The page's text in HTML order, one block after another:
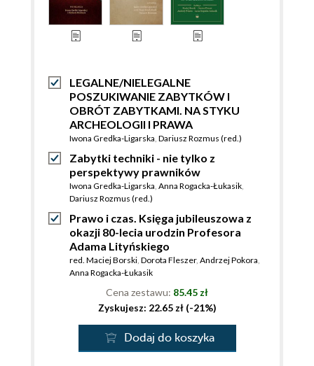
LEGALNE/NIELEGALNE
POSZUKIWANIE ZABYTKÓW I
OBRÓT ZABYTKAMI. NA STYKU
ARCHEOLOGII I PRAWA
Iwona Gredka-Ligarska, Dariusz Rozmus (red.)
Zabytki techniki - nie tylko z
perspektywy prawników
Iwona Gredka-Ligarska, Anna Rogacka-Łukasik,
Dariusz Rozmus (red.)
Prawo i czas. Księga jubileuszowa z
okazji 80-lecia urodzin Profesora
Adama Lityńskiego
red. Maciej Borski, Dorota Fleszer, Andrzej Pokora,
Anna Rogacka-Łukasik
Cena zestawu: 85.45 zł
Zyskujesz: 22.65 zł (-21%)
Dodaj do koszyka